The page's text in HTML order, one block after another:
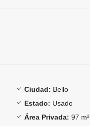
Ciudad: Bello
Estado: Usado
Área Privada: 97 m²